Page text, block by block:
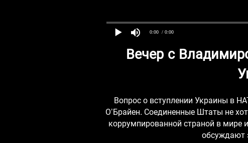
0:00 / 0:00
Вечер с
Вопрос о вступлении Украины в
О’Брайен. Соединенные Штаты не
коррумпированной страной в мире
обсуждают